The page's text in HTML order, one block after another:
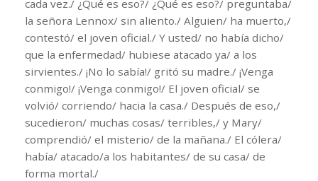
cada vez./ ¿Qué es eso?/ ¿Qué es eso?/ preguntaba/
la señora Lennox/ sin aliento./ Alguien/ ha muerto,/
contestó/ el joven oficial./ Y usted/ no había dicho/
que la enfermedad/ hubiese atacado ya/ a los
sirvientes./ ¡No lo sabía!/ gritó su madre./ ¡Venga
conmigo!/ ¡Venga conmigo!/ El joven oficial/ se
volvió/ corriendo/ hacia la casa./ Después de eso,/
sucedieron/ muchas cosas/ terribles,/ y Mary/
comprendió/ el misterio/ de la mañana./ El cólera/
había/ atacado/a los habitantes/ de su casa/ de
forma mortal./